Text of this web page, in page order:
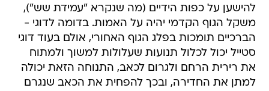
להישען על כפות הידיים (מה שנקרא "עמידת שש"),
משקל הגוף הקדמי יהיה על האמות. בדומה לדוגי -
הברכיים תומכות בפלג הגוף האחורי, אולם בעוד דוגי
סטייל יכול לכלול תנועות שעלולות למשוך ולמתוח
את רירית הרחם ולגרום לכאב, התנוחה הזאת יכולה
למתן את החדירה, ובכך להפחית את הכאב שנגרם